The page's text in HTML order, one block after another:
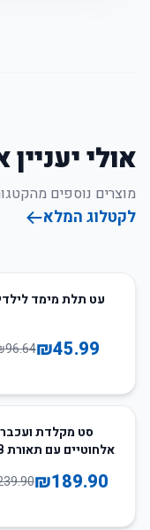
אולי
מוצרים נוספים
לקטלוג המלא
52עט תלת מימד
₪45.99
96.64
סט מקלדת ועכבר
אלחוטיים עם תאורת RGB
₪189.90